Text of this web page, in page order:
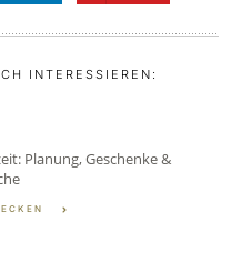
INTERESSIEREN:
Planung, Geschenke &